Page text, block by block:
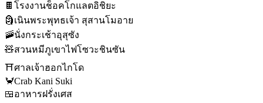
🍫โรงงานช็อคโกแลตอิชิยะ
🗿เนินพระพุทธเจ้า สุสานโมอาย
🚠นั่งกระเช้าอุสุซัง
🧸สวนหมีภูเขาไฟโซวะชินซัน
⛩️ศาลเจ้าฮอกไกโด
🦀Crab Kani Suki
🍱อาหารฝรั่งเศส